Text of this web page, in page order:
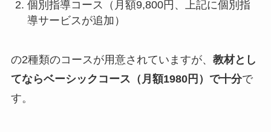
個別指導コース（月額9,800円、上記に個別指
導サービスが追加）
の2種類のコースが用意されていますが、 教材とし
てならベーシックコース（月額1980円）で十分で
す。